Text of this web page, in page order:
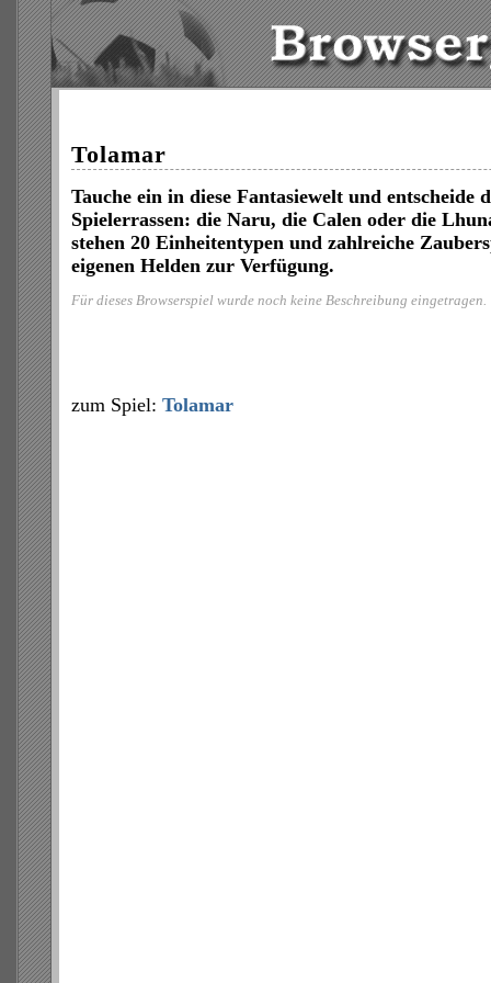
Tolamar
Tauche ein in diese Fantasiewelt und entscheide
Spielerrassen: die Naru, die Calen oder die
stehen 20 Einheitentypen und zahlreiche
eigenen Helden zur Verfügung.
Für dieses Browserspiel wurde noch keine Beschreibung eingetragen.
zum Spiel: Tolamar